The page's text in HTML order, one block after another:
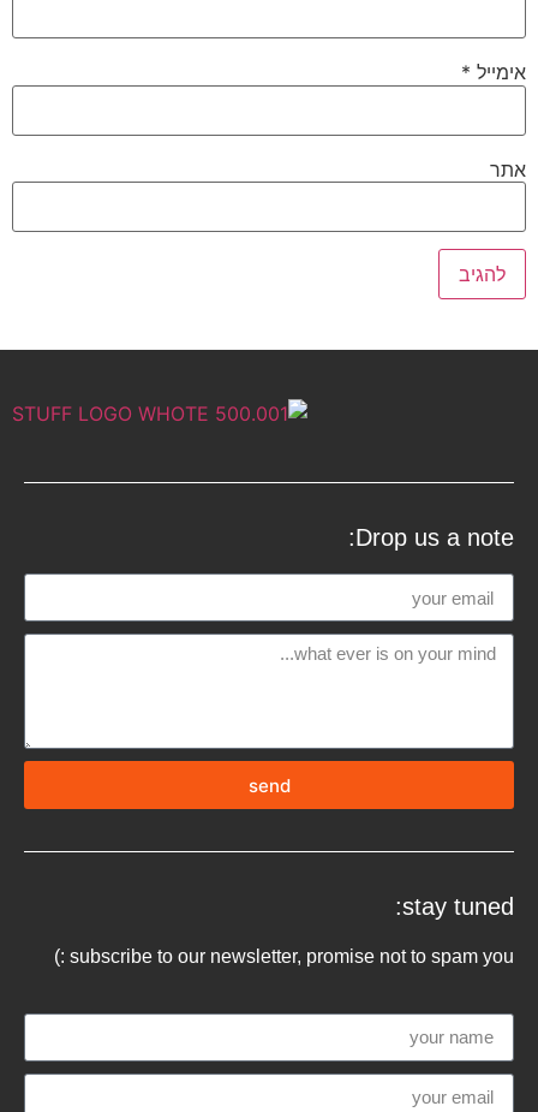
אימייל *
אתר
Drop us a note:
send
stay tuned:
subscribe to our newsletter, promise not to spam you :)